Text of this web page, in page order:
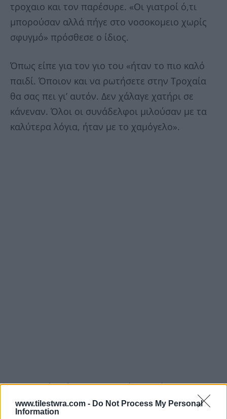
www.tilestwra.com - Do Not Process My Personal
Information
τροχαιο και τον παρέσυρε. «Οι γιατροί ό,τι
μπορούσαν αλλά πήγε στο νοσοκομειο χωρίς
σφυγμό» πρόσθεσε ο ίδιος.
Όπως είπε για τον γιο του «ήταν το πιο καλό
παιδί. Όποιον και να ρωτήσετε στην Τροχαία
θα σας πει γι’ αυτόν. Δεν χάλαγε χατήρι σε
κάνεναν. Όλοι οι συνάδελφοι μιλούσαν με τα
καλύτερα λόγια, ήταν με το χαμόγελο».
«Οι καλοί φεύγουν δυστυχώς» κατέληξε ο
τραγικός πατέρας.